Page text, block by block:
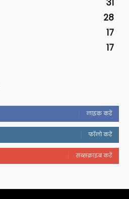
31
28
17
17
लाइक करें
फॉलो करें
सब्सक्राइब करें